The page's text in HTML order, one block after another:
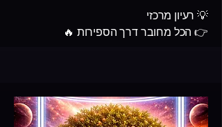
💡 רעיון מרכזי
👉 הכל מחובר דרך הספירות 🔥